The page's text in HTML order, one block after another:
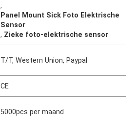
,
Panel Mount Sick Foto Elektrische
Sensor
, Zieke foto-elektrische sensor
T/T, Western Union, Paypal
CE
5000pcs per maand